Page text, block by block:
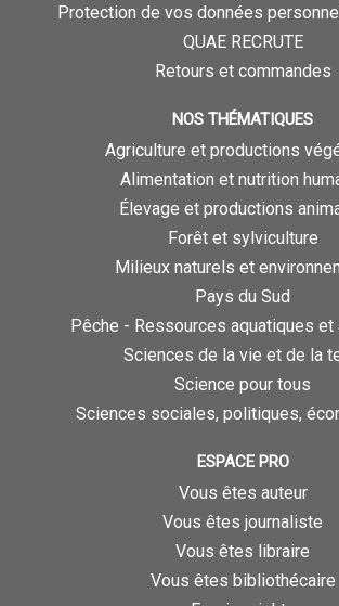
Protection de vos données
QUAE RECRUTE
Retours et commandes
NOS THÉMATIQUES
Agriculture et productions
Alimentation et nutrition
Élevage et productions
Forêt et sylviculture
Milieux naturels et
Pays du Sud
Pêche - Ressources aquatiques et
Sciences de la vie et de la
Science pour tous
Sciences sociales, politiques,
ESPACE PRO
Vous êtes auteur
Vous êtes journaliste
Vous êtes libraire
Vous êtes bibliothécaire